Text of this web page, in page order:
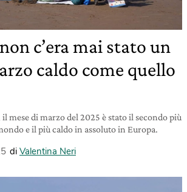
c’era mai stato un
caldo come quello
mese di marzo del 2025 è stato il secondo più
e il più caldo in assoluto in Europa.
di Valentina Neri